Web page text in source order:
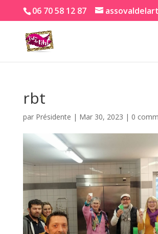
06 70 58 12 87
rbt
par Présidente | Mar 30, 2023 | 0